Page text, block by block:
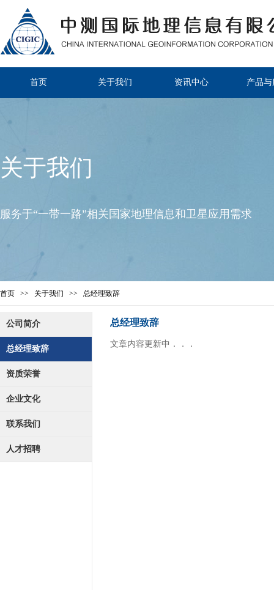
首页 关于我们 资讯中心 产品与
关于我们
服务于“一带一路”相关国家地理信息和卫星应用需求
首页 >> 关于我们 >> 总经理致辞
公司简介
总经理致辞
资质荣誉
企业文化
联系我们
人才招聘
总经理致辞
​​文章内容更新中．．．